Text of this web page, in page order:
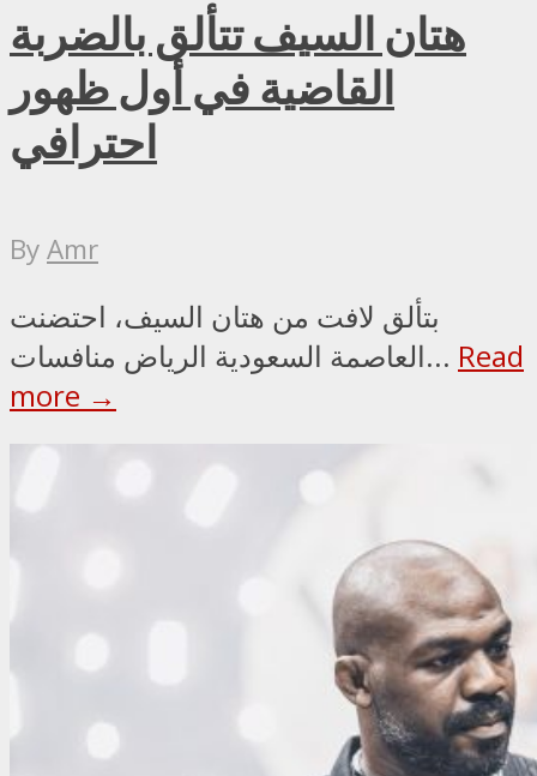
هتان السيف تتألق بالضربة
القاضية في أول ظهور
احترافي
ByAmr
بتألق لافت من هتان السيف، احتضنت
العاصمة السعودية الرياض منافسات... Read
more →